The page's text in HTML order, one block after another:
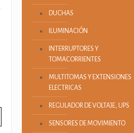
DUCHAS
ILUMINACIÓN
INTERRUPTORES Y
TOMACORRIENTES
MULTITOMAS Y EXTENSIONES
ELECTRICAS
REGULADOR DE VOLTAJE, UPS
SENSORES DE MOVIMIENTO